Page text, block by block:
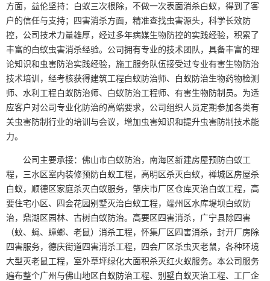
方面，益伦坚持：白蚁三次根除，不做一次表面消杀白蚁，得到了客
户的信任与支持；四害消杀方面，精准查找虫害源头，科学长效防
控，公司技术力量雄厚，经过多年病媒生物防控的实践经验，积累了
丰富的白蚁虫害消杀经验。公司拥有专业的技术团队，具备丰富的理
论知识和虫害防治实践经验，施工服务队伍接受过专业有害生物防治
技术培训，经考核获得建筑工程白蚁防治师、白蚁防治生物药物检测
师、水利工程白蚁防治师、白蚁防治工程师、有害生物防制员。为适
应客户对公司专业化防治的高端要求，公司组织人员定期参加各类有
关虫害防制行业的培训与会议，增加虫害知识和提升虫害防制技术能
力。
公司主要承接：佛山市白蚁防治，南海区新建房屋预防白蚁工
程，三水区室内装修预防白蚁工程，高明 区杀灭白蚁，禅城区房屋杀
白蚁，顺德区家庭杀灭白蚁服务，肇庆市厂区仓库灭治白蚁工程，高
要住宅小区、四会花园别墅灭治白蚁工程，端州区水库堤坝白蚁防
治，鼎湖区园林、古树白蚁防治。高要区四害消杀，广宁县除四害
（蚊、蝇、蟑螂、老鼠）消杀工程，怀集厂区四害消杀，封开厂房除
四害服务，德庆街道四害消杀工程，四会厂区杀虫灭老鼠，各种环境
大型灭老鼠工程，室外草坪绿化大面积杀灭红火蚁服务。本公司服务
遍布整个广州与佛山地区白蚁防治工程、别墅白蚁灭治工程、工厂企